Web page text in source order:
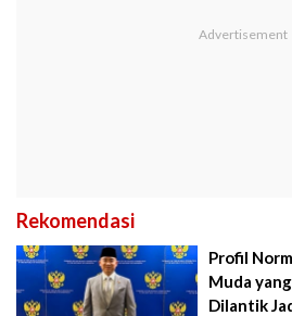
Rekomendasi
Profil
Muda
Dilantik